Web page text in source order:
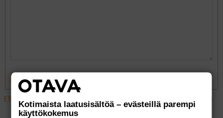
LÄHETÄ
ETUSIVUKotimaista laatusisältöä – evästeillä parempi
käyttökokemus